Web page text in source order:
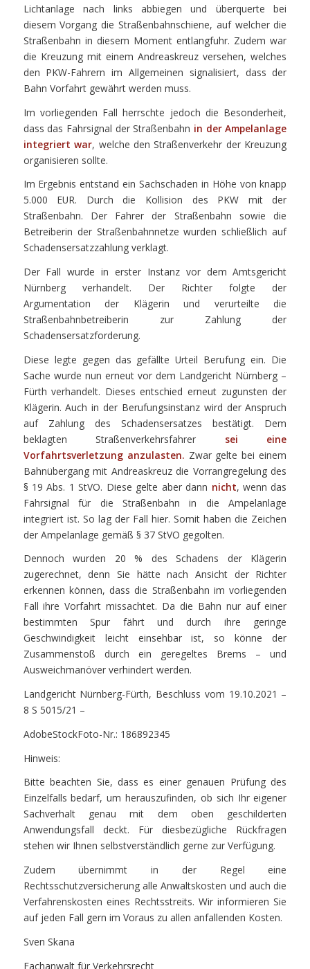
Lichtanlage nach links abbiegen und überquerte bei
diesem Vorgang die Straßenbahnschiene, auf welcher die
Straßenbahn in diesem Moment entlangfuhr. Zudem war
die Kreuzung mit einem Andreaskreuz versehen, welches
den PKW-Fahrern im Allgemeinen signalisiert, dass der
Bahn Vorfahrt gewährt werden muss.
Im vorliegenden Fall herrschte jedoch die Besonderheit,
dass das Fahrsignal der Straßenbahn in der Ampelanlage
integriert war, welche den Straßenverkehr der Kreuzung
organisieren sollte.
Im Ergebnis entstand ein Sachschaden in Höhe von knapp
5.000 EUR. Durch die Kollision des PKW mit der
Straßenbahn. Der Fahrer der Straßenbahn sowie die
Betreiberin der Straßenbahnnetze wurden schließlich auf
Schadensersatzzahlung verklagt.
Der Fall wurde in erster Instanz vor dem Amtsgericht
Nürnberg verhandelt. Der Richter folgte der
Argumentation der Klägerin und verurteilte die
Straßenbahnbetreiberin zur Zahlung der
Schadensersatzforderung.
Diese legte gegen das gefällte Urteil Berufung ein. Die
Sache wurde nun erneut vor dem Landgericht Nürnberg –
Fürth verhandelt. Dieses entschied erneut zugunsten der
Klägerin. Auch in der Berufungsinstanz wird der Anspruch
auf Zahlung des Schadensersatzes bestätigt. Dem
beklagten Straßenverkehrsfahrer sei eine
Vorfahrtsverletzung anzulasten. Zwar gelte bei einem
Bahnübergang mit Andreaskreuz die Vorrangregelung des
§ 19 Abs. 1 StVO. Diese gelte aber dann nicht, wenn das
Fahrsignal für die Straßenbahn in die Ampelanlage
integriert ist. So lag der Fall hier. Somit haben die Zeichen
der Ampelanlage gemäß § 37 StVO gegolten.
Dennoch wurden 20 % des Schadens der Klägerin
zugerechnet, denn Sie hätte nach Ansicht der Richter
erkennen können, dass die Straßenbahn im vorliegenden
Fall ihre Vorfahrt missachtet. Da die Bahn nur auf einer
bestimmten Spur fährt und durch ihre geringe
Geschwindigkeit leicht einsehbar ist, so könne der
Zusammenstoß durch ein geregeltes Brems – und
Ausweichmanöver verhindert werden.
Landgericht Nürnberg-Fürth, Beschluss vom 19.10.2021 –
8 S 5015/21 –
AdobeStockFoto-Nr.: 186892345
Hinweis:
Bitte beachten Sie, dass es einer genauen Prüfung des
Einzelfalls bedarf, um herauszufinden, ob sich Ihr eigener
Sachverhalt genau mit dem oben geschilderten
Anwendungsfall deckt. Für diesbezügliche Rückfragen
stehen wir Ihnen selbstverständlich gerne zur Verfügung.
Zudem übernimmt in der Regel eine
Rechtsschutzversicherung alle Anwaltskosten und auch die
Verfahrenskosten eines Rechtsstreits. Wir informieren Sie
auf jeden Fall gern im Voraus zu allen anfallenden Kosten.
Sven Skana
Fachanwalt für Verkehrsrecht